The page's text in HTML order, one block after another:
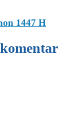
1447 H